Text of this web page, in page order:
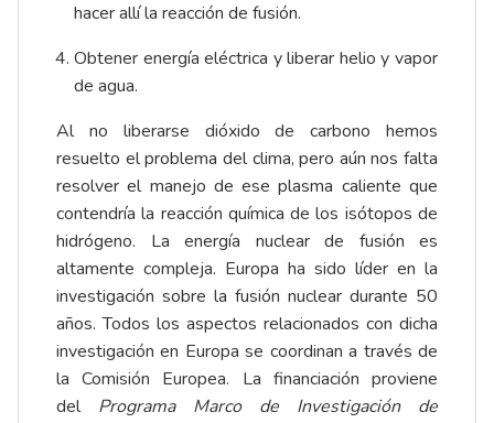
hacer allí la reacción de fusión.
Obtener energía eléctrica y liberar helio y vapor
de agua.
Al no liberarse dióxido de carbono hemos
resuelto el problema del clima, pero aún nos falta
resolver el manejo de ese plasma caliente que
contendría la reacción química de los isótopos de
hidrógeno. La energía nuclear de fusión es
altamente compleja. Europa ha sido líder en la
investigación sobre la fusión nuclear durante 50
años. Todos los aspectos relacionados con dicha
investigación en Europa se coordinan a través de
la Comisión Europea. La financiación proviene
del Programa Marco de Investigación de